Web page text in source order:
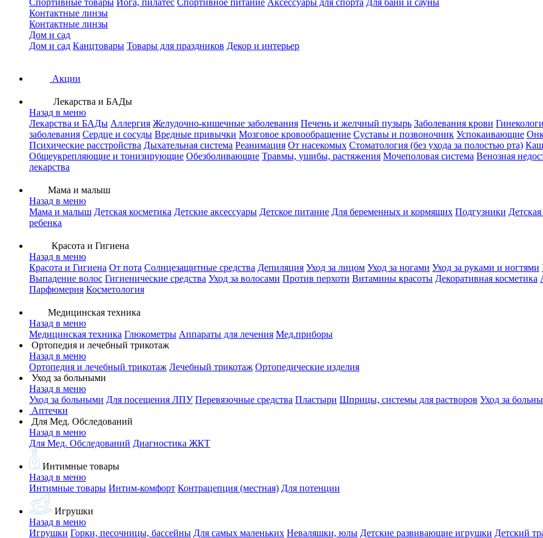
Спортивные товары Йога, пилатес Спортивное питание Аксессуары для спорта Для бани и сауны
Контактные линзы
Контактные линзы
Дом и сад
Дом и сад Канцтовары Товары для праздников Декор и интерьер
Акции
Лекарства и БАДы
Назад в меню
Лекарства и БАДы Аллергия Желудочно-кишечные заболевания Печень и желчный пузырь Заболевания крови
заболевания Сердце и сосуды Вредные привычки Мозговое кровообращение Суставы и позвоночник Успокаивающие
Психические расстройства Дыхательная система Реанимация От насекомых Стоматология (без ухода за полостью рта)
Общеукрепляющие и тонизирующие Обезболивающие Травмы, ушибы, растяжения Мочеполовая система Венозная
лекарства
Мама и малыш
Назад в меню
Мама и малыш Детская косметика Детские аксессуары Детское питание Для беременных и кормящих Подгузники
ребенка
Красота и Гигиена
Назад в меню
Красота и Гигиена От пота Солнцезащитные средства Депиляция Уход за лицом Уход за ногами Уход за руками и ногтями
Выпадение волос Гигиенические средства Уход за волосами Против перхоти Витамины красоты Декоративная косметика
Парфюмерия Косметология
Медицинская техника
Назад в меню
Медицинская техника Глюкометры Аппараты для лечения Мед.приборы
Ортопедия и лечебный трикотаж
Назад в меню
Ортопедия и лечебный трикотаж Лечебный трикотаж Ортопедические изделия
Уход за больными
Назад в меню
Уход за больными Для посещения ЛПУ Перевязочные средства Пластыри Шприцы, системы для растворов Уход за
Аптечки
Для Мед. Обследований
Назад в меню
Для Мед. Обследований Диагностика ЖКТ
Интимные товары
Назад в меню
Интимные товары Интим-комфорт Контрацепция (местная) Для потенции
Игрушки
Назад в меню
Игрушки Горки, песочницы, бассейны Для самых маленьких Неваляшки, юлы Детские развивающие игрушки Детский